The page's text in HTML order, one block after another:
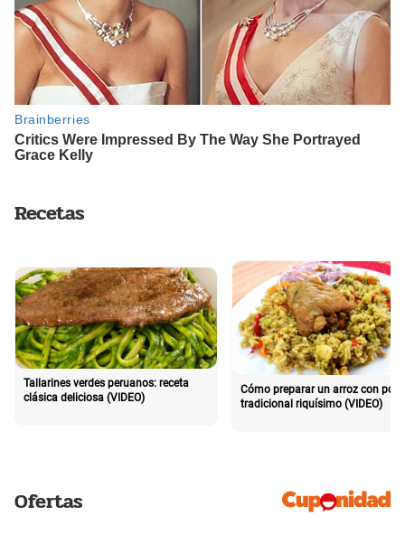
Recetas
Tallarines verdes peruanos: receta
clásica deliciosa (VIDEO)
Cómo preparar un arroz con pollo
tradicional riquísimo (VIDEO)
Ofertas